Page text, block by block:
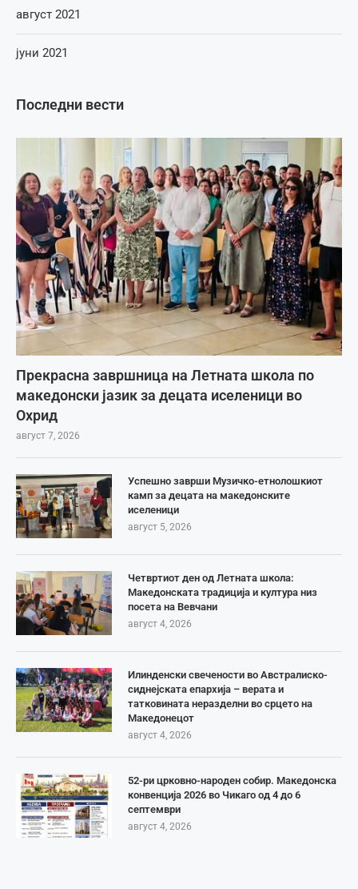
Последни вести
Прекрасна завршница на Летната школа по
македонски јазик за децата иселеници во
Охрид
август 7, 2026
Успешно заврши Музичко-етнолошкиот
камп за децата на македонските
иселеници
август 5, 2026
Четвртиот ден од Летната школа:
Македонската традиција и култура низ
посета на Вевчани
август 4, 2026
Илинденски свечености во Австралиско-
сиднејската епархија – верата и
татковината неразделни во срцето на
Македонецот
август 4, 2026
52-ри црковно-народен собир. Македонска
конвенција 2026 во Чикаго од 4 до 6
септември
август 4, 2026
август 2021
јуни 2021